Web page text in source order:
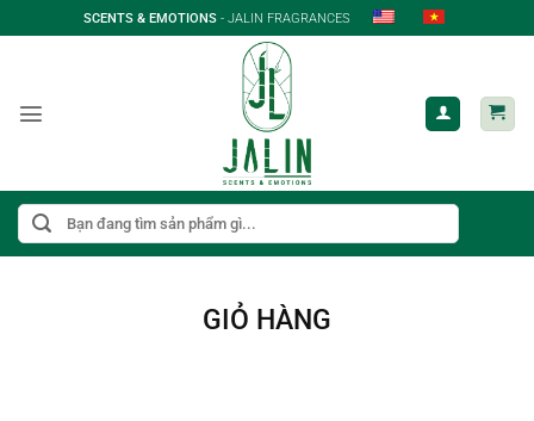
qua
SCENTS & EMOTIONS - JALIN FRAGRANCES
Tìm
kiếm:
GIỎ HÀNG